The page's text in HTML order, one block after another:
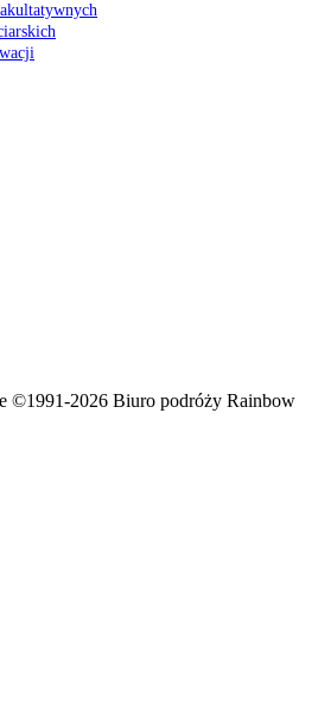
©1991-2026 Biuro podróży Rainbow